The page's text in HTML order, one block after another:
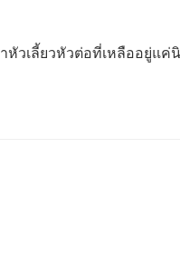
วเลี้ยวหัวต่อที่เหลืออยู่แค่